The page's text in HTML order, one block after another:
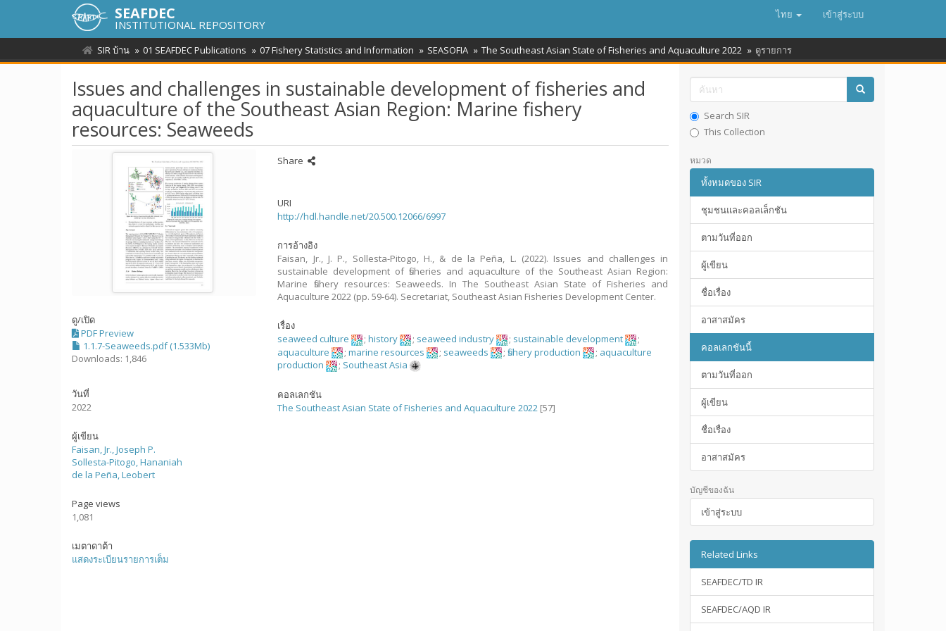
SEAFDEC
INSTITUTIONAL REPOSITORY
ไทย เข้าสู่ระบบ
SIR บ้าน 01 SEAFDEC Publications 07 Fishery Statistics and Information SEASOFIA The Southeast Asian State of Fisheries and Aquaculture 2022 ดูรายการ
Issues and challenges in sustainable development of fisheries and
aquaculture of the Southeast Asian Region: Marine fishery
resources: Seaweeds
ดู/เปิด
PDF Preview
1.1.7-Seaweeds.pdf (1.533Mb)
Downloads: 1,846
วันที่
2022
ผู้เขียน
Faisan, Jr., Joseph P.
Sollesta-Pitogo, Hananiah
de la Peña, Leobert
Page views
1,081
เมตาดาต้า
แสดงระเบียนรายการเต็ม
Share
URI
http://hdl.handle.net/20.500.12066/6997
การอ้างอิง
Faisan, Jr., J. P., Sollesta-Pitogo, H., & de la Peña, L. (2022). Issues and challenges in
sustainable development of fisheries and aquaculture of the Southeast Asian Region:
Marine fishery resources: Seaweeds. In The Southeast Asian State of Fisheries and
Aquaculture 2022 (pp. 59-64). Secretariat, Southeast Asian Fisheries Development Center.
เรื่อง
seaweed culture
;history ; seaweed industry ; sustainable development
;
aquaculture
;marine resources ; seaweeds ;fishery production ; aquaculture
production
; Southeast Asia
คอลเลกชัน
The Southeast Asian State of Fisheries and Aquaculture 2022 [57]
Search SIR
This Collection
หมวด
ทั้งหมดของ SIR
ชุมชนและคอลเล็กชัน
ตามวันที่ออก
ผู้เขียน
ชื่อเรื่อง
อาสาสมัคร
คอลเลกชันนี้
ตามวันที่ออก
ผู้เขียน
ชื่อเรื่อง
อาสาสมัคร
บัญชีของฉัน
เข้าสู่ระบบ
Related Links
SEAFDEC/TD IR
SEAFDEC/AQD IR